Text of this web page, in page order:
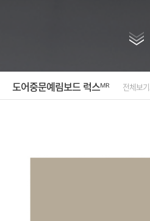
도어중문예림보드 럭스ᴹᴿ 전체보기